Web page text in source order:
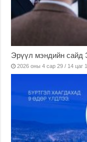
Эрүүл мэндийн
2026 оны 4 сар 29 / 14 цаг